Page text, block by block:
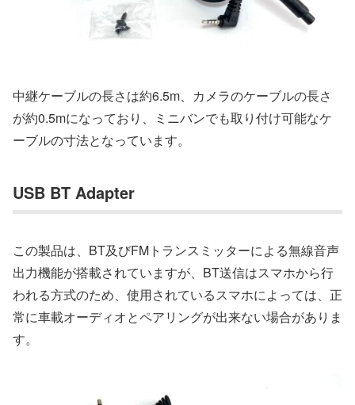
中継ケーブルの長さは約6.5m、カメラのケーブルの長さ
が約0.5mになっており、ミニバンでも取り付け可能なケ
ーブルの寸法となっています。
USB BT Adapter
この製品は、BT及びFMトランスミッターによる無線音声
出力機能が搭載されていますが、BT送信はスマホから行
われる方式のため、使用されているスマホによっては、正
常に車載オーディオとペアリングが出来ない場合がありま
す。